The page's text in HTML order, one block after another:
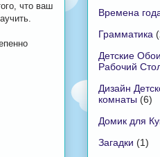
что ваш
Времена
Грамматика
Детские
Рабочий
Дизайн
комнаты (6)
Домик для
Загадки (1)